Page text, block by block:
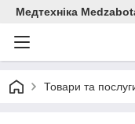
Медтехніка
Товари та